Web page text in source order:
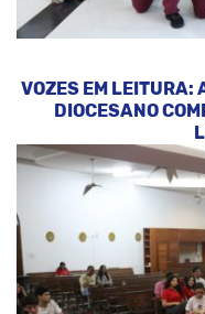
VOZES EM LEITURA:
DIOCESANO